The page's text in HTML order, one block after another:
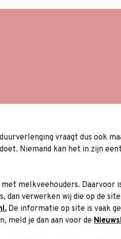
droogstand
vraagt dus ook
Niemand kan het in zijn
melkveehouders.
verwerken wij die op de
De informatie op site is vaak
meld je dan aan voor de